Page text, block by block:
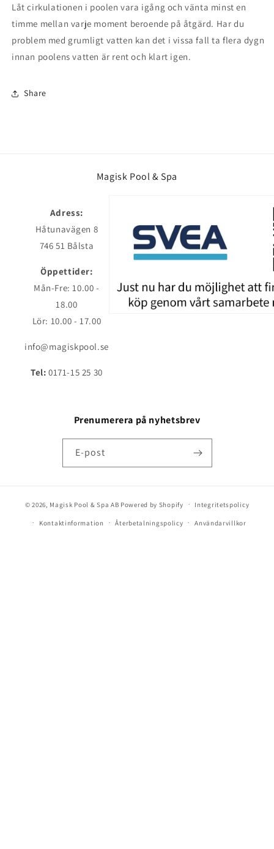
Låt cirkulationen i poolen vara igång och vänta minst en
timme mellan varje moment beroende på åtgärd. Har du
problem med grumligt vatten kan det i vissa fall ta flera dygn
innan poolens vatten är rent och klart igen.
Share
Magisk Pool & Spa
Adress:
Håtunavägen 8
746 51 Bålsta
Öppettider:
Mån-Fre: 10.00 -
18.00
Lör: 10.00 - 17.00
info@magiskpool.se
Tel: 0171-15 25 30
Prenumerera på nyhetsbrev
E-post
© 2026, Magisk Pool & Spa AB Powered by Shopify Integritetspolicy
Kontaktinformation Återbetalningspolicy Användarvillkor